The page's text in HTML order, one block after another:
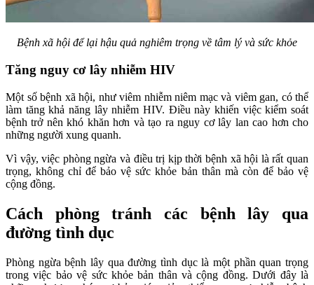
Bệnh xã hội để lại hậu quả nghiêm trọng về tâm lý và sức khỏe
Tăng nguy cơ lây nhiễm HIV
Một số bệnh xã hội, như viêm nhiễm niêm mạc và viêm gan, có thể
làm tăng khả năng lây nhiễm HIV. Điều này khiến việc kiểm soát
bệnh trở nên khó khăn hơn và tạo ra nguy cơ lây lan cao hơn cho
những người xung quanh.
Vì vậy, việc phòng ngừa và điều trị kịp thời bệnh xã hội là rất quan
trọng, không chỉ để bảo vệ sức khỏe bản thân mà còn để bảo vệ
cộng đồng.
Cách phòng tránh các bệnh lây qua
đường tình dục
Phòng ngừa bệnh lây qua đường tình dục là một phần quan trọng
trong việc bảo vệ sức khỏe bản thân và cộng đồng. Dưới đây là